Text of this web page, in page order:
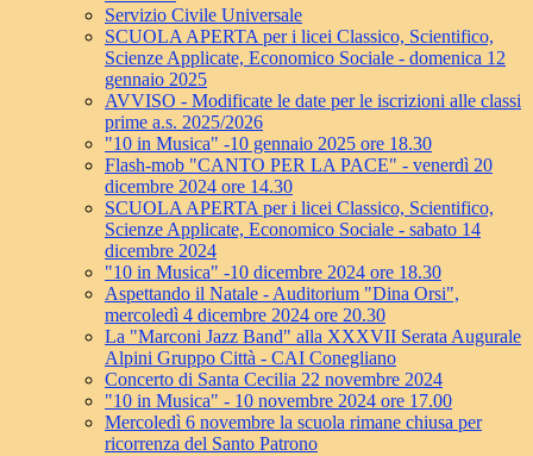
Servizio Civile Universale
SCUOLA APERTA per i licei Classico, Scientifico,
Scienze Applicate, Economico Sociale - domenica 12
gennaio 2025
AVVISO - Modificate le date per le iscrizioni alle classi
prime a.s. 2025/2026
"10 in Musica" -10 gennaio 2025 ore 18.30
Flash-mob "CANTO PER LA PACE" - venerdì 20
dicembre 2024 ore 14.30
SCUOLA APERTA per i licei Classico, Scientifico,
Scienze Applicate, Economico Sociale - sabato 14
dicembre 2024
"10 in Musica" -10 dicembre 2024 ore 18.30
Aspettando il Natale - Auditorium "Dina Orsi",
mercoledì 4 dicembre 2024 ore 20.30
La "Marconi Jazz Band" alla XXXVII Serata Augurale
Alpini Gruppo Città - CAI Conegliano
Concerto di Santa Cecilia 22 novembre 2024
"10 in Musica" - 10 novembre 2024 ore 17.00
Mercoledì 6 novembre la scuola rimane chiusa per
ricorrenza del Santo Patrono